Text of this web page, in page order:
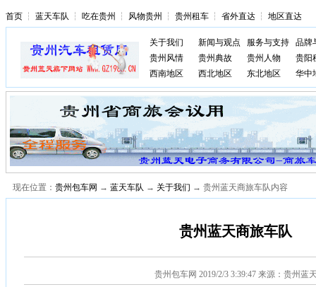
首页 ┆ 蓝天车队 ┆ 吃在贵州 ┆ 风物贵州 ┆ 贵州租车 ┆ 省外直达 ┆ 地区直达
关于我们 新闻与观点 服务与支持
品牌
贵州风情
贵州典故 贵州人物
贵阳
西南地区
西北地区 东北地区 华中
现在位置： 贵州包车网 → 蓝天车队 → 关于我们 → 贵州蓝天商旅车队内容
贵州蓝天商旅车队
贵州包车网 2019/2/3 3:39:47 来源：贵州蓝